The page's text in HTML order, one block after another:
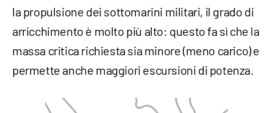
la propulsione dei sottomarini militari, il grado di
arricchimento è molto più alto: questo fa sì che la
massa critica richiesta sia minore (meno carico) e
permette anche maggiori escursioni di potenza.